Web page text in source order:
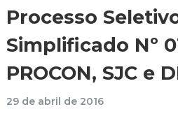
Processo
Simplificado Nº
PROCON, SJC e
29 de abril de 2016